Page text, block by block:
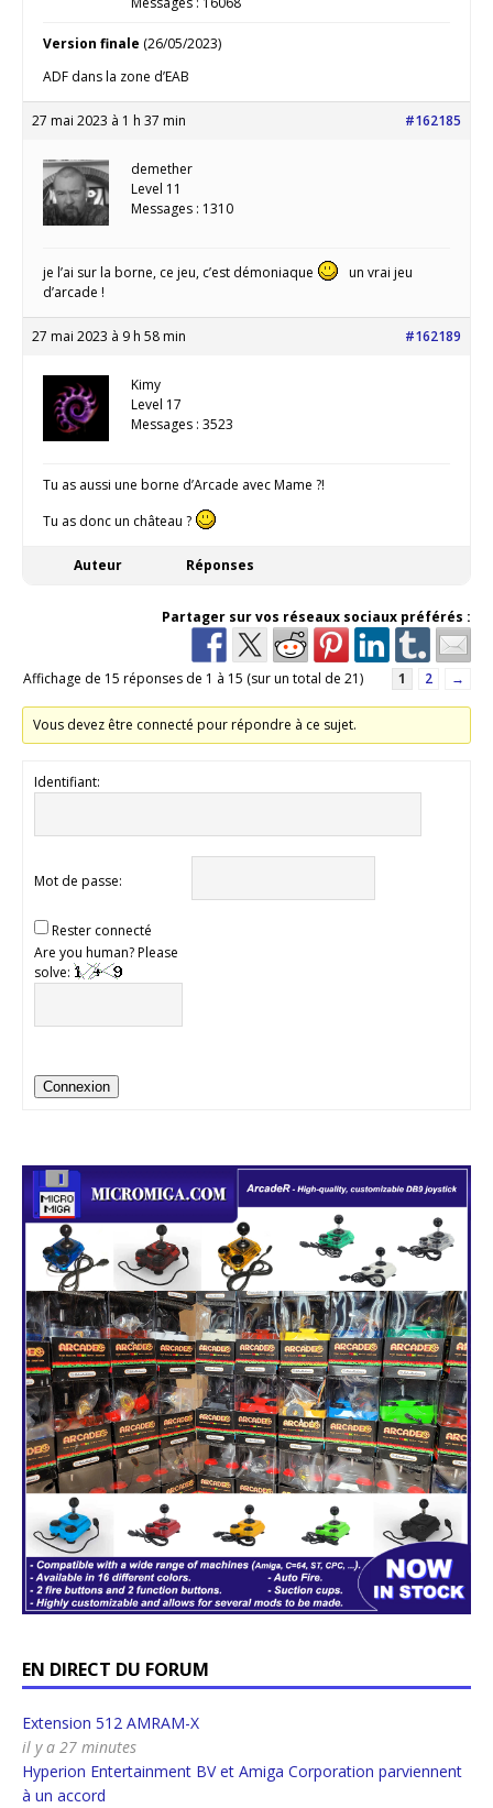
Version finale (26/05/2023)
ADF dans la zone d’EAB
27 mai 2023 à 1 h 37 min #162185
demether
Level 11
Messages : 1310
je l’ai sur la borne, ce jeu, c’est démoniaque
un vrai jeu
d’arcade !
27 mai 2023 à 9 h 58 min #162189
Kimy
Level 17
Messages : 3523
Tu as aussi une borne d’Arcade avec Mame ?!
Tu as donc un château ?
Auteur Réponses
Partager sur vos réseaux sociaux préférés :
Affichage de 15 réponses de 1 à 15 (sur un total de 21) 1 2 →
Vous devez être connecté pour répondre à ce sujet.
Identifiant:
Mot de passe:
Rester connecté
Are you human? Please
solve:
Connexion
EN DIRECT DU FORUM
Extension 512 AMRAM-X
il y a 27 minutes
Hyperion Entertainment BV et Amiga Corporation parviennent
à un accord